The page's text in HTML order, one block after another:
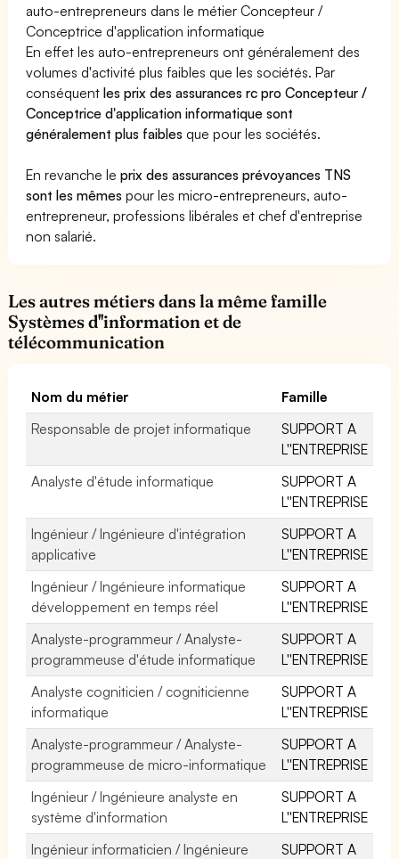
auto-entrepreneurs dans le métier Concepteur /
Conceptrice d'application informatique
En effet les auto-entrepreneurs ont généralement des
volumes d'activité plus faibles que les sociétés. Par
conséquentles prix des assurances rc pro Concepteur /
Conceptrice d'application informatique sont
généralement plus faibles que pour les sociétés.
En revanche leprix des assurances prévoyances TNS
sont les mêmes pour les micro-entrepreneurs, auto-
entrepreneur, professions libérales et chef d'entreprise
non salarié.
Les autres métiers dans la même famille
Systèmes d''information et de
télécommunication
Nom du métier
Famille
Responsable de projet informatique
SUPPORT A
L''ENTREPRISE
Analyste d'étude informatique
SUPPORT A
L''ENTREPRISE
Ingénieur / Ingénieure d'intégration
applicative
SUPPORT A
L''ENTREPRISE
Ingénieur / Ingénieure informatique
développement en temps réel
SUPPORT A
L''ENTREPRISE
Analyste-programmeur / Analyste-
programmeuse d'étude informatique
SUPPORT A
L''ENTREPRISE
Analyste cogniticien / cogniticienne
informatique
SUPPORT A
L''ENTREPRISE
Analyste-programmeur / Analyste-
programmeuse de micro-informatique
SUPPORT A
L''ENTREPRISE
Ingénieur / Ingénieure analyste en
système d'information
SUPPORT A
L''ENTREPRISE
Ingénieur informaticien / Ingénieure
SUPPORT A